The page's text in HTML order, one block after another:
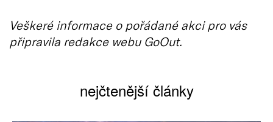
Veškeré informace o pořádané akci pro vás
připravila redakce webu GoOut.
nejčtenější články